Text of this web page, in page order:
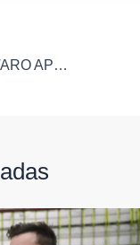
🚨 ¡SE HIZO JUSTICIA! QUERÉTARO APRUEBA LA LEY «MARILYN COTE» PARA COMBATIR MÉDICOS «PIRATA» 🔥⚖️